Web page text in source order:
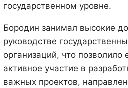
государственном уровне.
Бородин занимал высокие
руководстве
организаций, что позволило
активное участие в
важных проектов,